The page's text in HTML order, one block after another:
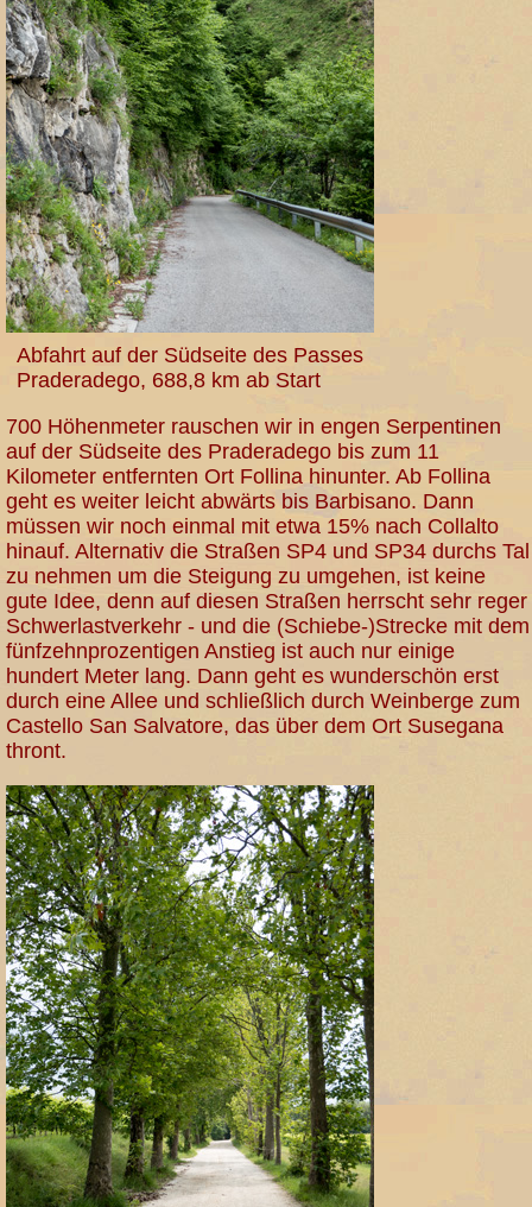
Abfahrt auf der Südseite des Passes
Praderadego, 688,8 km ab Start
700 Höhenmeter rauschen wir in engen Serpentinen
auf der Südseite des Praderadego bis zum 11
Kilometer entfernten Ort Follina hinunter. Ab Follina
geht es weiter leicht abwärts bis Barbisano. Dann
müssen wir noch einmal mit etwa 15% nach Collalto
hinauf. Alternativ die Straßen SP4 und SP34 durchs Tal
zu nehmen um die Steigung zu umgehen, ist keine
gute Idee, denn auf diesen Straßen herrscht sehr reger
Schwerlastverkehr - und die (Schiebe-)Strecke mit dem
fünfzehnprozentigen Anstieg ist auch nur einige
hundert Meter lang. Dann geht es wunderschön erst
durch eine Allee und schließlich durch Weinberge zum
Castello San Salvatore, das über dem Ort Susegana
thront.